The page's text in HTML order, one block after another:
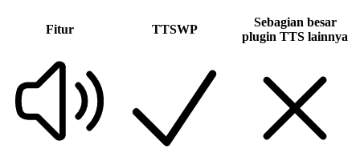
Fitur TTSWP
Sebagian besar
plugin TTS lainnya